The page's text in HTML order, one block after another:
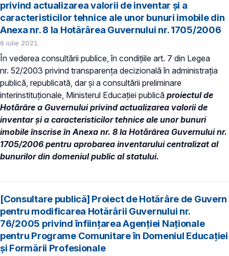
privind actualizarea valorii de inventar și a
caracteristicilor tehnice ale unor bunuri imobile din
Anexa nr. 8 la Hotărârea Guvernului nr. 1705/2006
8 iulie 2021
În vederea consultării publice, în condiţiile art. 7 din Legea
nr. 52/2003 privind transparenţa decizională în administraţia
publică, republicată, dar și a consultării preliminare
interinstituționale, Ministerul Educaţiei publică proiectul de
Hotărâre a Guvernului privind actualizarea valorii de
inventar și a caracteristicilor tehnice ale unor bunuri
imobile înscrise în Anexa nr. 8 la Hotărârea Guvernului nr.
1705/2006 pentru aprobarea inventarului centralizat al
bunurilor din domeniul public al statului.
[Consultare publică] Proiect de Hotărâre de Guvern
pentru modificarea Hotărârii Guvernului nr.
76/2005 privind înființarea Agenției Naționale
pentru Programe Comunitare în Domeniul Educației
și Formării Profesionale